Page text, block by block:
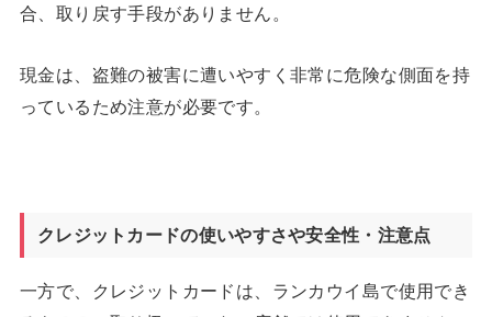
合、取り戻す手段がありません。
現金は、盗難の被害に遭いやすく非常に危険な側面を持
っているため注意が必要です。
クレジットカードの使いやすさや安全性・注意点
一方で、クレジットカードは、ランカウイ島で使用でき